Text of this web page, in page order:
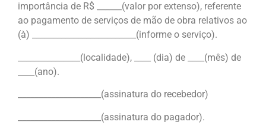
importância de R$ ______(valor por extenso), referente
ao pagamento de serviços de mão de obra relativos ao
(à) _________________________(informe o serviço).
_______________(localidade), ____ (dia) de ____(mês) de
____(ano).
____________________(assinatura do recebedor)
____________________(assinatura do pagador).